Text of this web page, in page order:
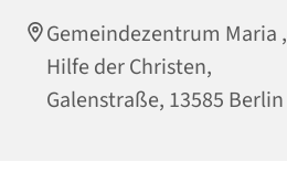
Gemeindezentrum Maria ,
Hilfe der Christen,
Galenstraße, 13585 Berlin